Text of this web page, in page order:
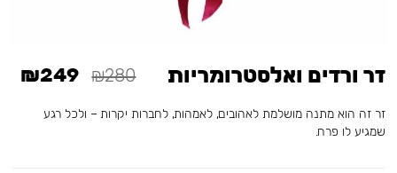
זר ורדים ואלסטרומריות ₪280
₪249
זר זה הוא מתנה מושלמת לאהובים, לאמהות, לחברות יקרות – ולכל רגע
שמגיע לו פרח.